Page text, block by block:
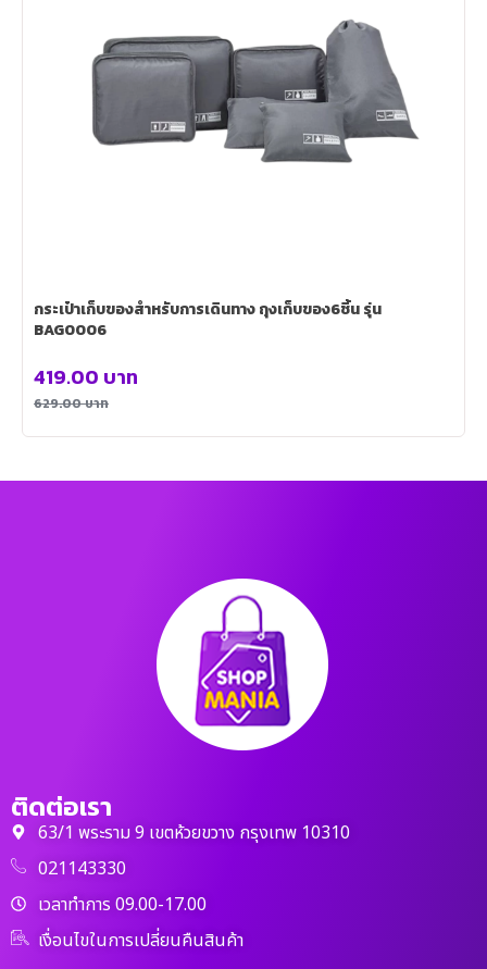
กระเป๋าเก็บของสำหรับการเดินทาง ถุงเก็บของ6ชิ้น รุ่น
BAG0006
629.00บาท
419.00 บาท
ติดต่อเรา
63/1 พระราม 9 เขตห้วยขวาง กรุงเทพ 10310
021143330
เวลาทำการ 09.00-17.00
เงื่อนไขในการเปลี่ยนคืนสินค้า